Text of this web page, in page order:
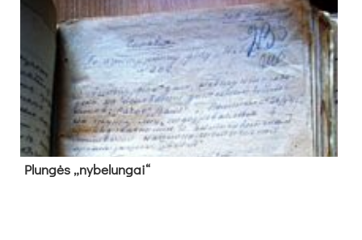
Plun­gės „ny­be­lun­gai“